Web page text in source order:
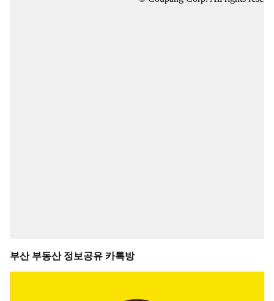
부산 부동산 정보공유 카톡방